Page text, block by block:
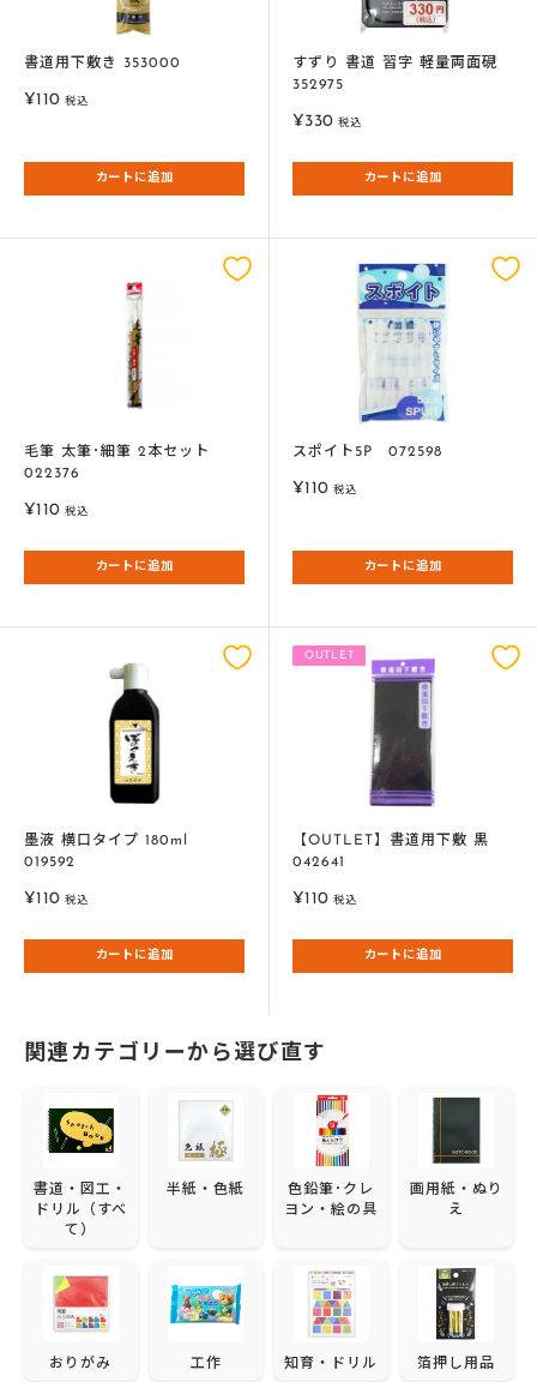
書道用下敷き 353000
販
格
¥110 税込
カートに追加
すずり 書道 習字 軽量両面硯
352975
販
価
¥330 税込
カートに追加
毛筆 太筆･細筆 2本セット
022376
販
価
¥110 税込
カートに追加
スポイト5P 072598
販
格
¥110 税込
カートに追加
墨液 横口タイプ 180ml
019592
販
価
¥110 税込
カートに追加
OUTLET
【OUTLET】書道用下敷 黒
042641
販
価
¥110 税込
カートに追加
関連カテゴリーから選び直す
書道・図工・
ドリル（すべ
て）
半紙・色紙
色鉛筆･クレ
ヨン・絵の具
画用紙・ぬり
え
おりがみ 工作 知育・ドリル 箔押し用品